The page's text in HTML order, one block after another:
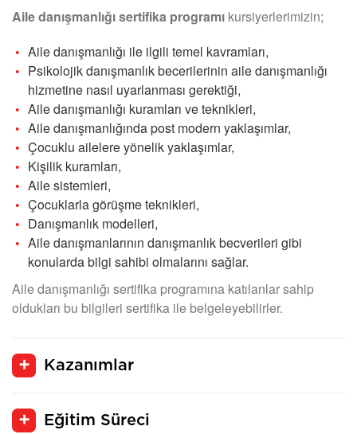
Aile danışmanlığı sertifika programı kursiyerlerimizin;
Aile danışmanlığı ile ilgili temel kavramları,
Psikolojik danışmanlık becerilerinin aile danışmanlığı
hizmetine nasıl uyarlanması gerektiği,
Aile danışmanlığı kuramları ve teknikleri,
Aile danışmanlığında post modern yaklaşımlar,
Çocuklu ailelere yönelik yaklaşımlar,
Kişilik kuramları,
Aile sistemleri,
Çocuklarla görüşme teknikleri,
Danışmanlık modelleri,
Aile danışmanlarının danışmanlık becverileri gibi
konularda bilgi sahibi olmalarını sağlar.
Aile danışmanlığı sertifika programına katılanlar sahip
oldukları bu bilgileri sertifika ile belgeleyebilirler.
Kazanımlar
Eğitim Süreci